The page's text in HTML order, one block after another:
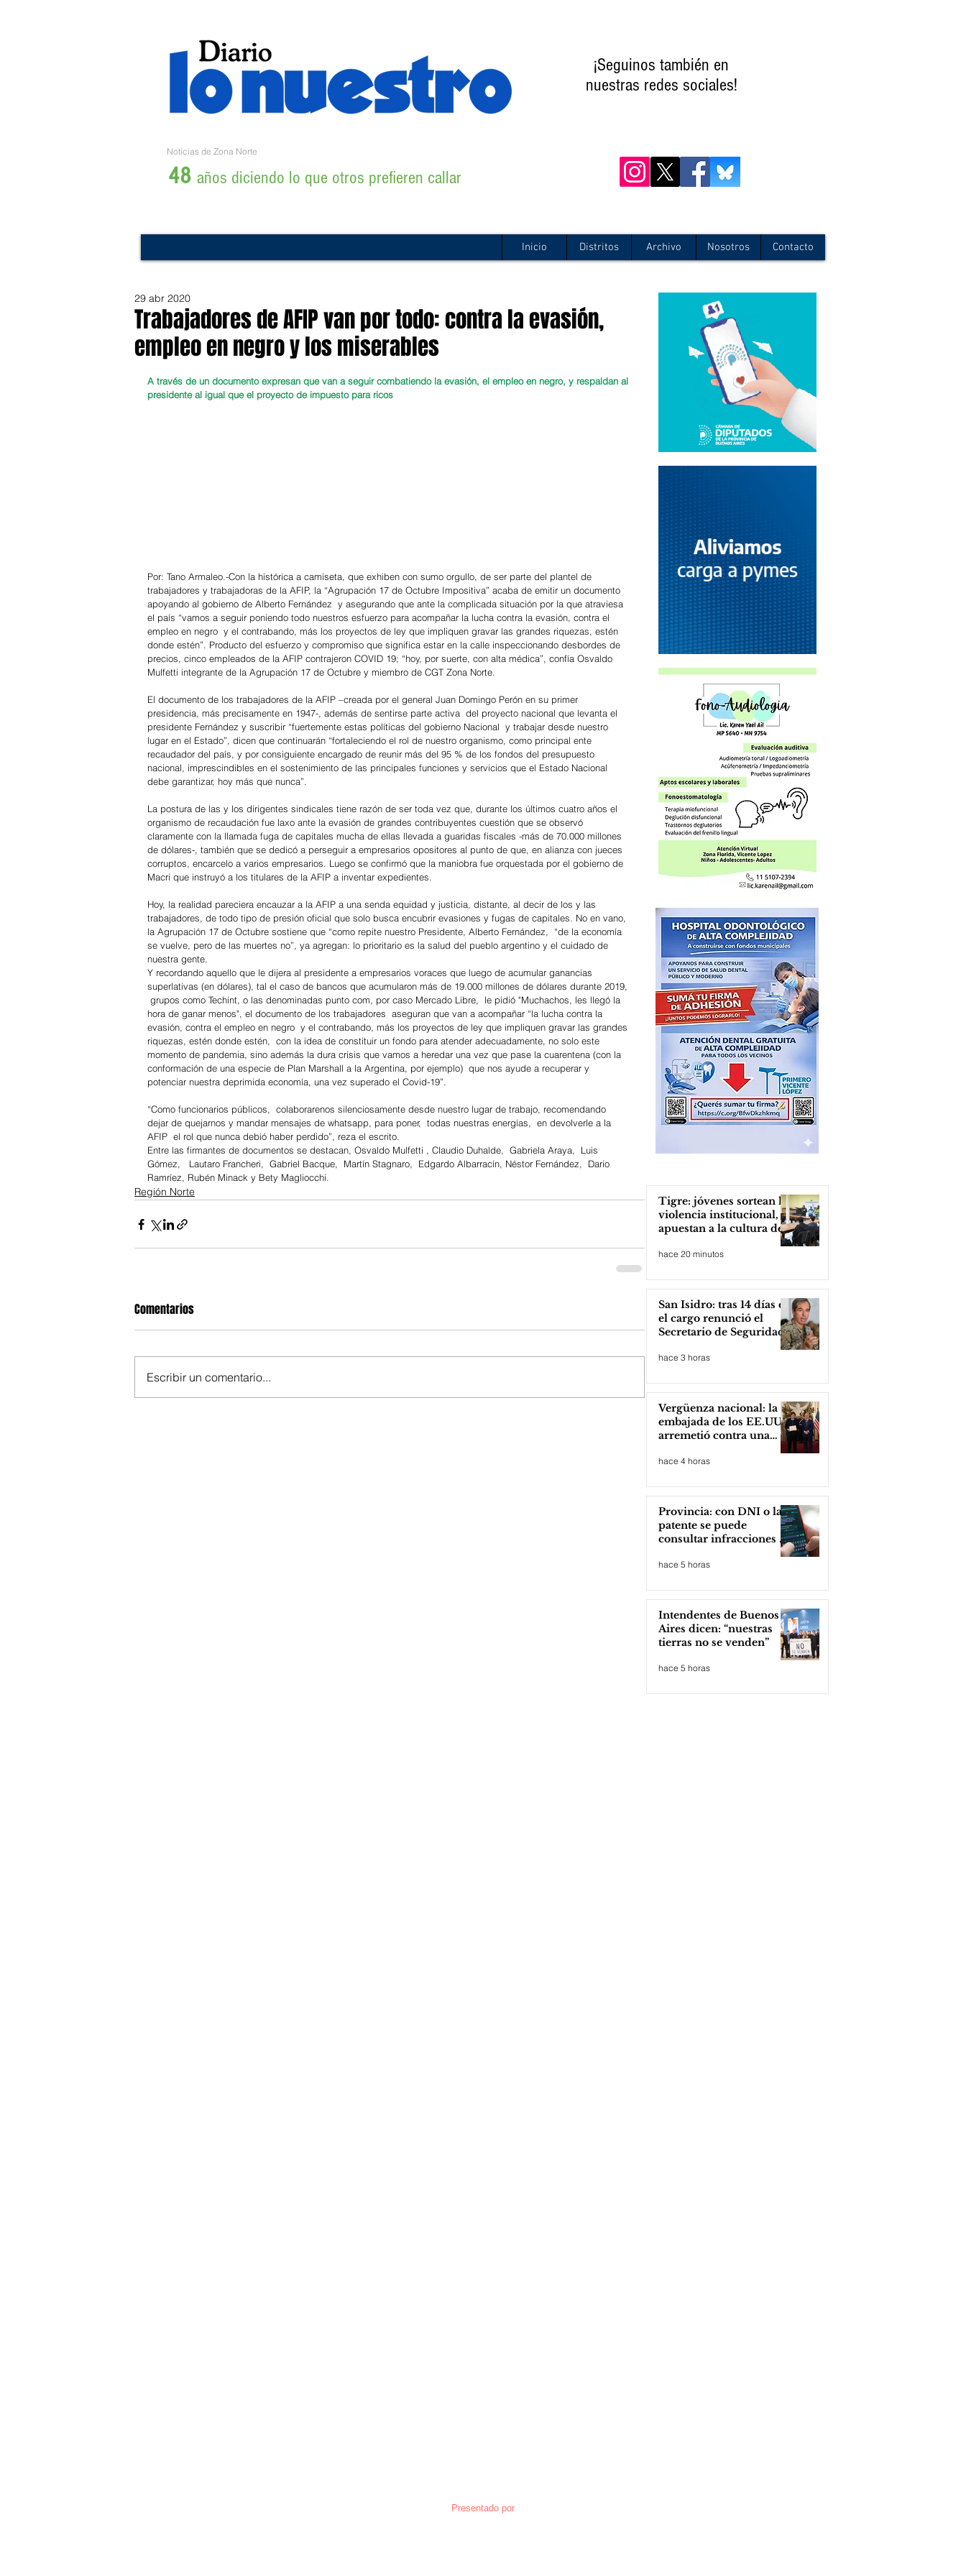
¡Seguinos también en
nuestras redes sociales!
Noticias de Zona Norte
48 años diciendo lo que otros prefieren callar
Inicio Distritos Archivo Nosotros Contacto
Trabajadores de AFIP van por todo: contra la evasión,
empleo en negro y los miserables
29 abr 2020
A través de un documento expresan que van a seguir combatiendo la evasión, el empleo en negro, y respaldan al
presidente al igual que el proyecto de impuesto para ricos
Por: Tano Armaleo.-Con la histórica a camiseta, que exhiben con sumo orgullo, de ser parte del plantel de
trabajadores y trabajadoras de la AFIP, la “Agrupación 17 de Octubre Impositiva” acaba de emitir un documento
apoyando al gobierno de Alberto Fernández  y asegurando que ante la complicada situación por la que atraviesa
el país “vamos a seguir poniendo todo nuestros esfuerzo para acompañar la lucha contra la evasión, contra el
empleo en negro  y el contrabando, más los proyectos de ley que impliquen gravar las grandes riquezas, estén
donde estén”. Producto del esfuerzo y compromiso que significa estar en la calle inspeccionando desbordes de
precios, cinco empleados de la AFIP contrajeron COVID 19; “hoy, por suerte, con alta médica”, confía Osvaldo
Mulfetti integrante de la Agrupación 17 de Octubre y miembro de CGT Zona Norte.
El documento de los trabajadores de la AFIP –creada por el general Juan Domingo Perón en su primer
presidencia, más precisamente en 1947-, además de sentirse parte activa  del proyecto nacional que levanta el
presidente Fernández y suscribir “fuertemente estas políticas del gobierno Nacional  y trabajar desde nuestro
lugar en el Estado”, dicen que continuarán “fortaleciendo el rol de nuestro organismo, como principal ente
recaudador del país, y por consiguiente encargado de reunir más del 95 % de los fondos del presupuesto
nacional, imprescindibles en el sostenimiento de las principales funciones y servicios que el Estado Nacional
debe garantizar, hoy más que nunca”.
La postura de las y los dirigentes sindicales tiene razón de ser toda vez que, durante los últimos cuatro años el
organismo de recaudación fue laxo ante la evasión de grandes contribuyentes cuestión que se observó
claramente con la llamada fuga de capitales mucha de ellas llevada a guaridas fiscales -más de 70.000 millones
de dólares-, también que se dedicó a perseguir a empresarios opositores al punto de que, en alianza con jueces
corruptos, encarcelo a varios empresarios. Luego se confirmó que la maniobra fue orquestada por el gobierno de
Macri que instruyó a los titulares de la AFIP a inventar expedientes.
Hoy, la realidad pareciera encauzar a la AFIP a una senda equidad y justicia, distante, al decir de los y las
trabajadores, de todo tipo de presión oficial que solo busca encubrir evasiones y fugas de capitales. No en vano,
la Agrupación 17 de Octubre sostiene que “como repite nuestro Presidente, Alberto Fernández,  “de la economía
se vuelve, pero de las muertes no”, ya agregan: lo prioritario es la salud del pueblo argentino y el cuidado de
nuestra gente.
Y recordando aquello que le dijera al presidente a empresarios voraces que luego de acumular ganancias
superlativas (en dólares), tal el caso de bancos que acumularon más de 19.000 millones de dólares durante 2019,
grupos como Techint, o las denominadas punto com, por caso Mercado Libre,  le pidió "Muchachos, les llegó la
hora de ganar menos", el documento de los trabajadores  aseguran que van a acompañar “la lucha contra la
evasión, contra el empleo en negro  y el contrabando, más los proyectos de ley que impliquen gravar las grandes
riquezas, estén donde estén,  con la idea de constituir un fondo para atender adecuadamente, no solo este
momento de pandemia, sino además la dura crisis que vamos a heredar una vez que pase la cuarentena (con la
conformación de una especie de Plan Marshall a la Argentina, por ejemplo)  que nos ayude a recuperar y
potenciar nuestra deprimida economía, una vez superado el Covid-19”.
“Como funcionarios públicos,  colaborarenos silenciosamente desde nuestro lugar de trabajo, recomendando
dejar de quejarnos y mandar mensajes de whatsapp, para poner,  todas nuestras energías,  en devolverle a la
AFIP  el rol que nunca debió haber perdido”, reza el escrito.
Entre las firmantes de documentos se destacan, Osvaldo Mulfetti , Claudio Duhalde,  Gabriela Araya,  Luis
Gómez,   Lautaro Francheri,  Gabriel Bacque,  Martín Stagnaro,  Edgardo Albarracín, Néstor Fernández,  Dario
Ramríez, Rubén Minack y Bety Magliocchi.
Región Norte
Comentarios
Escribir un comentario...
Tigre: jóvenes sortean la
violencia institucional,
apuestan a la cultura del
hace 20 minutos
San Isidro: tras 14 días en
el cargo renunció el
Secretario de Seguridad
hace 3 horas
Vergüenza nacional: la
embajada de los EE.UU
arremetió contra una
hace 4 horas
Provincia: con DNI o la
patente se puede
consultar infracciones en
hace 5 horas
Intendentes de Buenos
Aires dicen: “nuestras
tierras no se venden”
hace 5 horas
Presentado por